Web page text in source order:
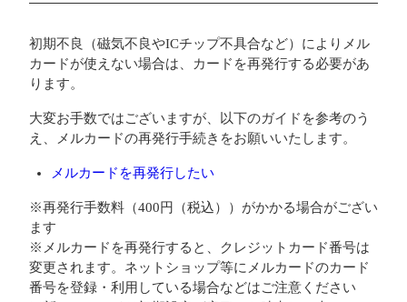
初期不良（磁気不良やICチップ不具合など）によりメル
カードが使えない場合は、カードを再発行する必要があ
ります。
大変お手数ではございますが、以下のガイドを参考のう
え、メルカードの再発行手続きをお願いいたします。
メルカードを再発行したい
※再発行手数料（400円（税込））がかかる場合がござい
ます
※メルカードを再発行すると、クレジットカード番号は
変更されます。ネットショップ等にメルカードのカード
番号を登録・利用している場合などはご注意ください